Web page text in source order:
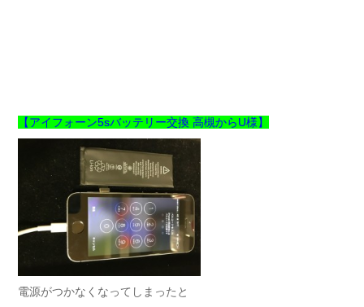
【アイフォーン5sバッテリー交換 高槻からU様】
電源がつかなくなってしまったと